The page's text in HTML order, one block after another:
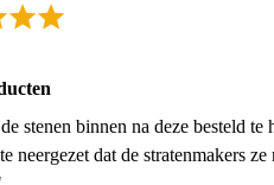
stenen binnen na deze besteld
neergezet dat de stratenmakers